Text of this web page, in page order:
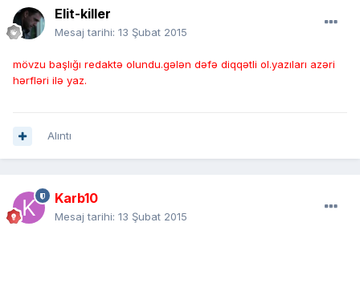
Elit-killer
Mesaj tarihi: 13 Şubat 2015
mövzu başlığı redaktə olundu.gələn dəfə diqqətli ol.yazıları azəri
hərfləri ilə yaz.
Alıntı
Karb10
Mesaj tarihi: 13 Şubat 2015